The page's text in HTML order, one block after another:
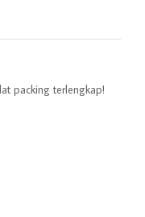
packing terlengkap!